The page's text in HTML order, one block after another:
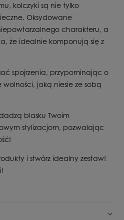
kolczyki są nie tylko
Oksydowane
charakteru, a
że idealnie komponują się z
spojrzenia, przypominając o
jaką niesie ze sobą
blasku Twoim
stylizacjom, pozwalając
i stwórz idealny zestaw!